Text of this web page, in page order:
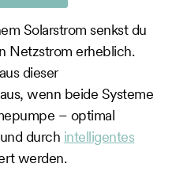
Solarstrom senkst du
Netzstrom erheblich.
dieser
wenn beide Systeme
– optimal
durch intelligentes
werden.